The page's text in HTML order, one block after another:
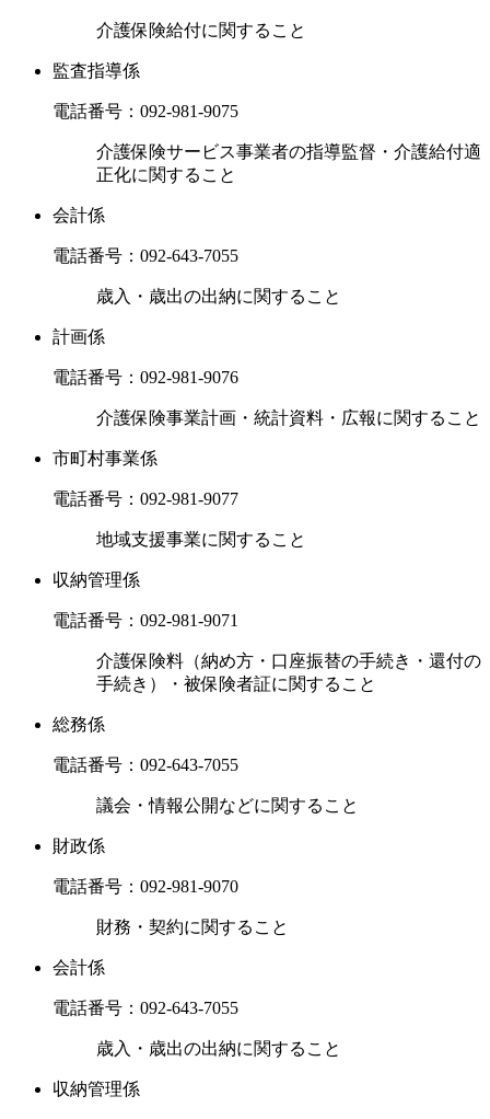
介護保険給付に関すること
監査指導係
電話番号： 092-981-9075
介護保険サービス事業者の指導監督・介護給付適
正化に関すること
会計係
電話番号： 092-643-7055
歳入・歳出の出納に関すること
計画係
電話番号： 092-981-9076
介護保険事業計画・統計資料・広報に関すること
市町村事業係
電話番号： 092-981-9077
地域支援事業に関すること
収納管理係
電話番号： 092-981-9071
介護保険料（納め方・口座振替の手続き・還付の
手続き）・被保険者証に関すること
総務係
電話番号： 092-643-7055
議会・情報公開などに関すること
財政係
電話番号： 092-981-9070
財務・契約に関すること
会計係
電話番号： 092-643-7055
歳入・歳出の出納に関すること
収納管理係